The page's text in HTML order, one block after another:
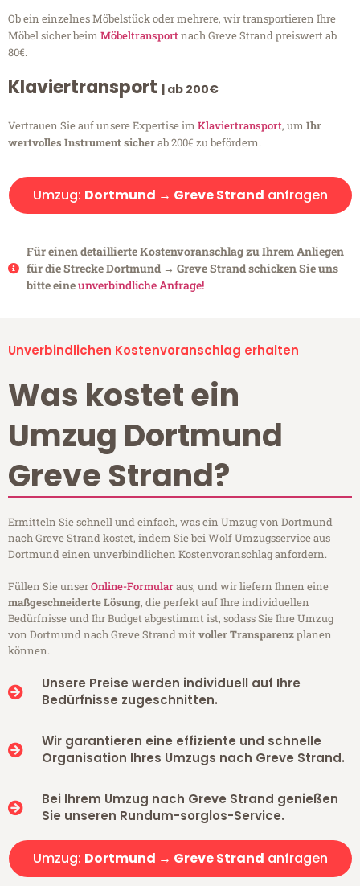
Ob ein einzelnes Möbelstück oder mehrere, wir transportieren Ihre
Möbel sicher beim Möbeltransportnach Greve Strand preiswert ab
80€.
Klaviertransport | ab 200€
Vertrauen Sie auf unsere Expertise im Klaviertransport, um Ihr
wertvolles Instrument sicherab 200€ zu befördern.
Umzug: Dortmund → Greve Strand anfragen
Für einen detaillierte Kostenvoranschlag zu Ihrem Anliegen
für die Strecke Dortmund → Greve Strand schicken Sie uns
bitte eineunverbindliche Anfrage!
Unverbindlichen Kostenvoranschlag erhalten
Was kostet ein
Umzug Dortmund
Greve Strand?
Ermitteln Sie schnell und einfach, was ein Umzug von Dortmund
nach Greve Strand kostet, indem Sie bei Wolf Umzugsservice aus
Dortmund einen unverbindlichen Kostenvoranschlag anfordern.
Füllen Sie unserOnline-Formularaus, und wir liefern Ihnen eine
maßgeschneiderte Lösung, die perfekt auf Ihre individuellen
Bedürfnisse und Ihr Budget abgestimmt ist, sodass Sie Ihre Umzug
von Dortmund nach Greve Strand mitvoller Transparenzplanen
können.
Unsere Preise werden individuell auf Ihre
Bedürfnisse zugeschnitten.
Wir garantieren eine effiziente und schnelle
Organisation Ihres Umzugs nach Greve Strand.
Bei Ihrem Umzug nach Greve Strand genießen
Sie unseren Rundum-sorglos-Service.
Umzug: Dortmund → Greve Strand anfragen